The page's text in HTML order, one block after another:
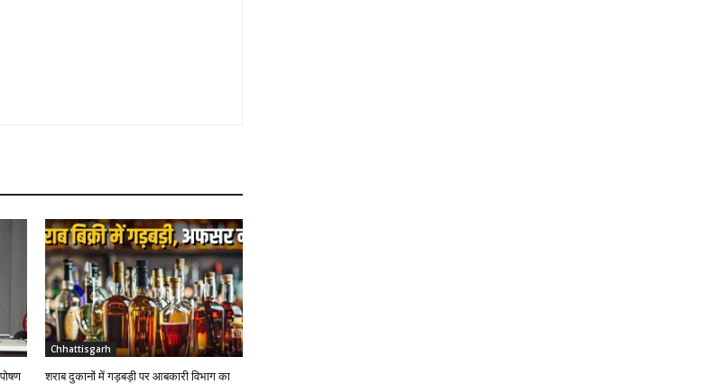
Chhattisgarh
शराब दुकानों में गड़बड़ी पर आबकारी विभाग का